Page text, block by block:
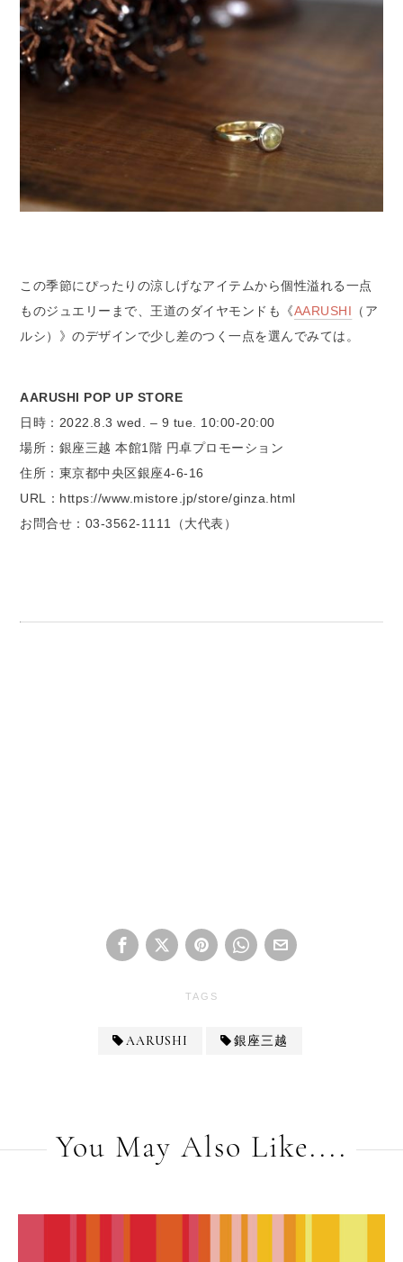
この季節にぴったりの涼しげなアイテムから個性溢れる一点
ものジュエリーまで、王道のダイヤモンドも《AARUSHI （ア
ルシ）》のデザインで少し差のつく一点を選んでみては。
AARUSHI POP UP STORE
日時：2022.8.3 wed. – 9 tue. 10:00-20:00
場所：銀座三越 本館1階 円卓プロモーション
住所：東京都中央区銀座4-6-16
URL：https://www.mistore.jp/store/ginza.html
お問合せ：03-3562-1111（大代表）
TAGS
AARUSHI 銀座三越
You May Also Like....